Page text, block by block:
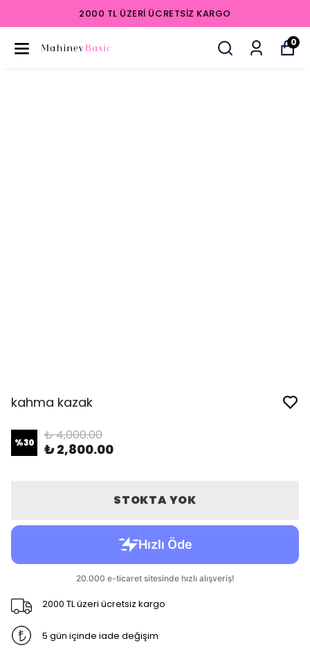
2000 TL ÜZERI ÜCRETSIZ KARGO
0
kahma kazak
%30 ₺ 4,000.00
₺ 2,800.00
STOKTA YOK
2000 TL üzeri ücretsiz kargo
5 gün içinde iade değişim